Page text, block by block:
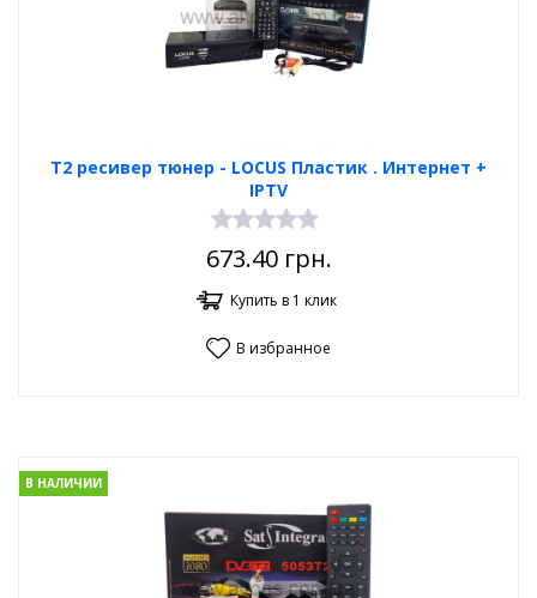
Т2 ресивер тюнер - LOCUS Пластик . Интернет +
IPTV
673.40грн.
Купить в 1 клик
В избранное
В НАЛИЧИИ